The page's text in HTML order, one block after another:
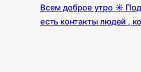
Всем доброе утро ☀️
есть контакты людей ,